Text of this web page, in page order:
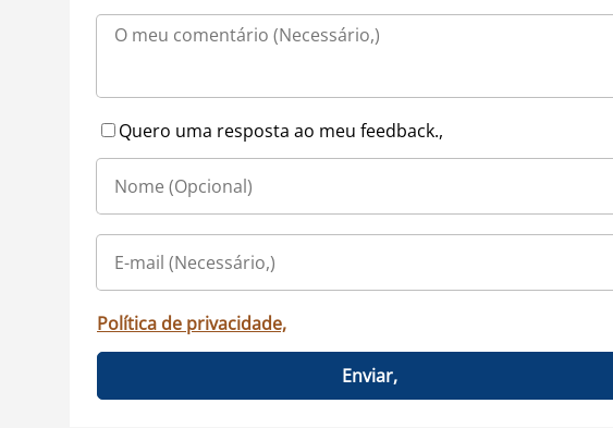
Quero uma resposta ao meu feedback.,
Política de privacidade,
Enviar,